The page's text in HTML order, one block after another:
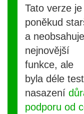
Tato verze je
poněkud
a neobsahuje
nejnovější
funkce, ale
byla déle
nasazení
podporu od